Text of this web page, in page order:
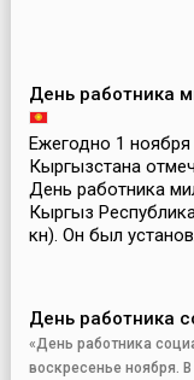
День работника
Ежегодно 1 ноября
Кыргызстана
День работника
Кыргыз
күнү). Он был
День работника
«День работника
воскресенье ноября.